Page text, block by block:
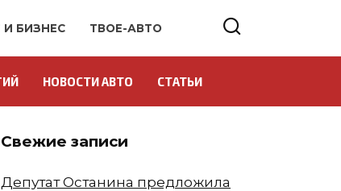
И БИЗНЕС ТВОЕ-АВТО
НОВОСТИ АВТО СТАТЬИ
Свежие записи
Депутат Останина предложила